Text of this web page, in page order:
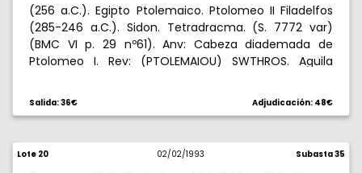
(256 a.C.). Egipto Ptolemaico. Ptolomeo II Filadelfos
(285-246 a.C.). Sidon. Tetradracma. (S. 7772 var)
(BMC VI p. 29 nº61). Anv: Cabeza diademada de
Ptolomeo I. Rev: (PTOLEMAIOU) SWTHROS. Aguila
derecha L. 13,90 g. BC+.
Salida: 36€ Adjudicación: 48€
Lote 20 02/02/1993 Subasta 35